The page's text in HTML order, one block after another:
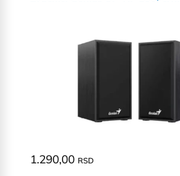
1.290,00 RSD